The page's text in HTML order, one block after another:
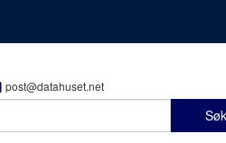
post@datahuset.net
Søk